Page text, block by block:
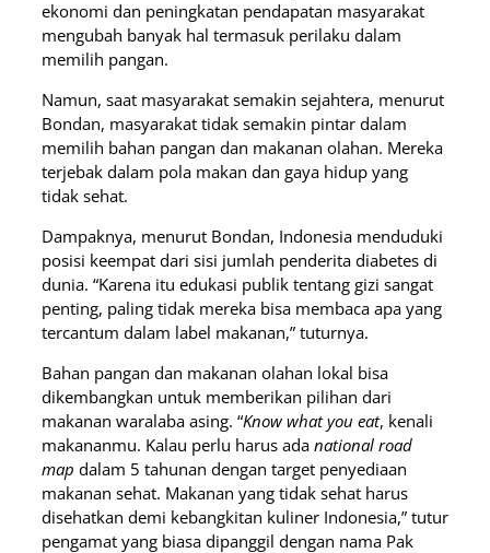
ekonomi dan peningkatan pendapatan masyarakat
mengubah banyak hal termasuk perilaku dalam
memilih pangan.
Namun, saat masyarakat semakin sejahtera, menurut
Bondan, masyarakat tidak semakin pintar dalam
memilih bahan pangan dan makanan olahan. Mereka
terjebak dalam pola makan dan gaya hidup yang
tidak sehat.
Dampaknya, menurut Bondan, Indonesia menduduki
posisi keempat dari sisi jumlah penderita diabetes di
dunia. “Karena itu edukasi publik tentang gizi sangat
penting, paling tidak mereka bisa membaca apa yang
tercantum dalam label makanan,” tuturnya.
Bahan pangan dan makanan olahan lokal bisa
dikembangkan untuk memberikan pilihan dari
makanan waralaba asing. “Know what you eat, kenali
makananmu. Kalau perlu harus ada national road
map dalam 5 tahunan dengan target penyediaan
makanan sehat. Makanan yang tidak sehat harus
disehatkan demi kebangkitan kuliner Indonesia,” tutur
pengamat yang biasa dipanggil dengan nama Pak